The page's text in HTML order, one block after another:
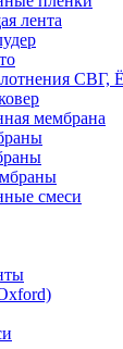
лента
СВГ,
мембрана
смеси